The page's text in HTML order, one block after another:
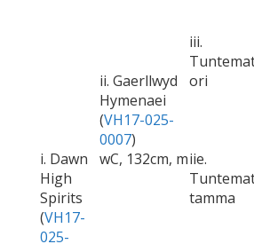
i. Dawn
High
Spirits
(VH17-
025-
ii. Gaerllwyd
Hymenaei
(VH17-025-
0007)
wC, 132cm, m
iii.
ori
iie.
tamma